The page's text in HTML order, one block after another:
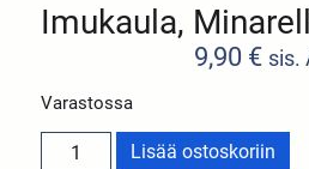
Imukaula,
9,90 € sis.
Varastossa
Lisää ostoskoriin